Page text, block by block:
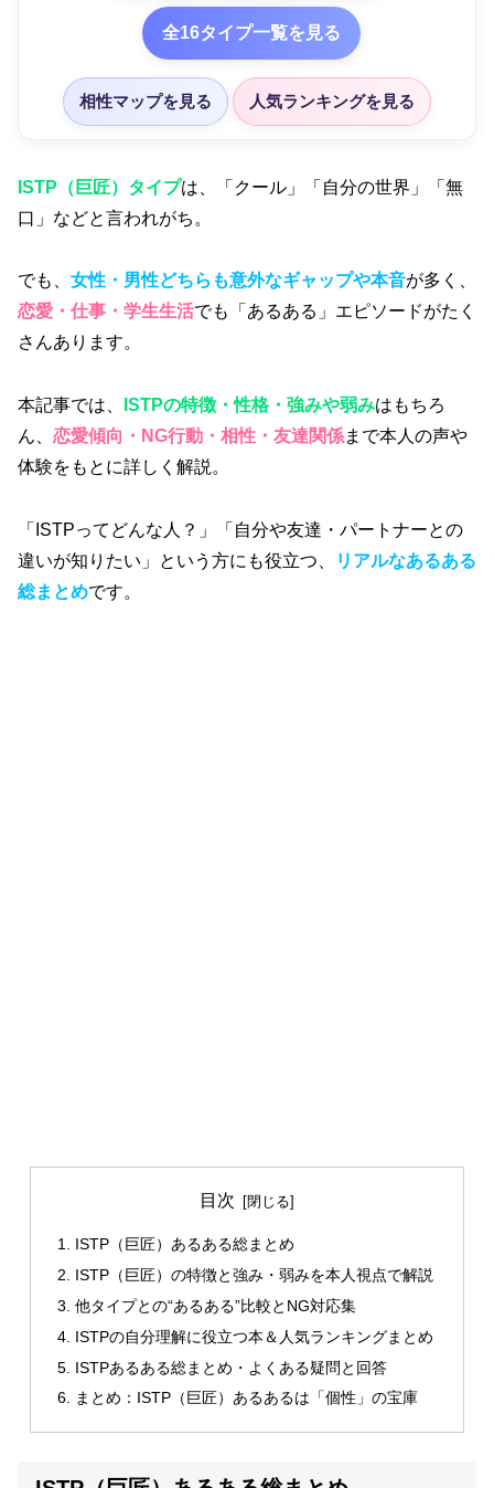
全16タイプ一覧を見る
相性マップを見る 人気ランキングを見る
ISTP（巨匠）タイプは、「クール」「自分の世界」「無
口」などと言われがち。
でも、 女性・男性どちらも意外なギャップや本音が多く、
恋愛・仕事・学生生活でも「あるある」エピソードがたく
さんあります。
本記事では、 ISTPの特徴・性格・強みや弱みはもちろ
ん、 恋愛傾向・NG行動・相性・友達関係まで本人の声や
体験をもとに詳しく解説。
「ISTPってどんな人？」「自分や友達・パートナーとの
違いが知りたい」という方にも役立つ、
リアルなあるある
総まとめです。
目次
ISTP（巨匠）あるある総まとめ
ISTP（巨匠）の特徴と強み・弱みを本人視点で解説
他タイプとの“あるある”比較とNG対応集
ISTPの自分理解に役立つ本＆人気ランキングまとめ
ISTPあるある総まとめ・よくある疑問と回答
まとめ：ISTP（巨匠）あるあるは「個性」の宝庫